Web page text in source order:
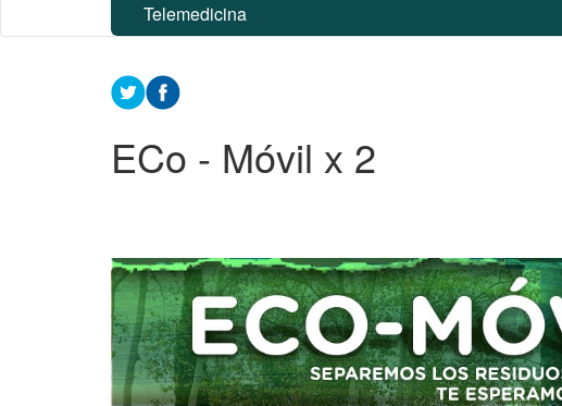
Telemedicina
Contenido
principal
ECo - Móvil x 2